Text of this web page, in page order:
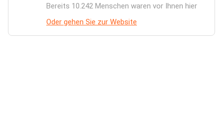
Bereits 10.242 Menschen waren vor Ihnen hier
Oder gehen Sie zur Website